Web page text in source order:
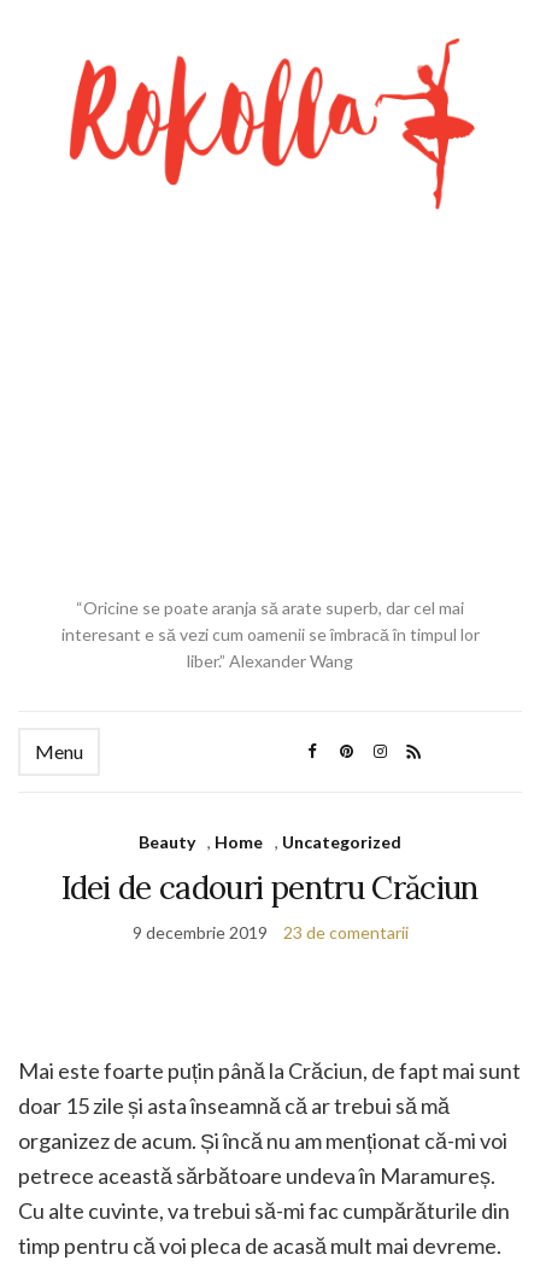
“Oricine se poate aranja să arate superb, dar cel mai
interesant e să vezi cum oamenii se îmbracă în timpul lor
liber.” Alexander Wang
Menu
Beauty , Home , Uncategorized
Idei de cadouri pentru Crăciun
9 decembrie 2019 23 de comentarii
Mai este foarte puțin până la Crăciun, de fapt mai sunt
doar 15 zile și asta înseamnă că ar trebui să mă
organizez de acum. Și încă nu am menționat că-mi voi
petrece această sărbătoare undeva în Maramureș.
Cu alte cuvinte, va trebui să-mi fac cumpărăturile din
timp pentru că voi pleca de acasă mult mai devreme.